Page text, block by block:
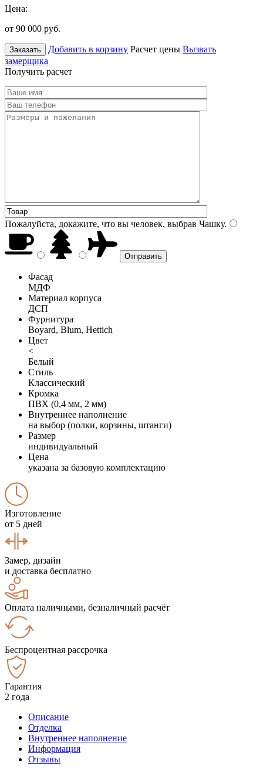
Цена:
от 90 000 руб.
Заказать Добавить в корзину Расчет цены Вызвать
замерщика
Получить расчет
Пожалуйста, докажите, что вы человек, выбрав Чашку.
Фасад
МДФ
Материал корпуса
ДСП
Фурнитура
Boyard, Blum, Hettich
Цвет
<
Белый
Стиль
Классический
Кромка
ПВХ (0,4 мм, 2 мм)
Внутреннее наполнение
на выбор (полки, корзины, штанги)
Размер
индивидуальный
Цена
указана за базовую комплектацию
Изготовление
от 5 дней
Замер, дизайн
и доставка бесплатно
Оплата наличными, безналичный расчёт
Беспроцентная рассрочка
Гарантия
2 года
Описание
Отделка
Внутреннее наполнение
Информация
Отзывы